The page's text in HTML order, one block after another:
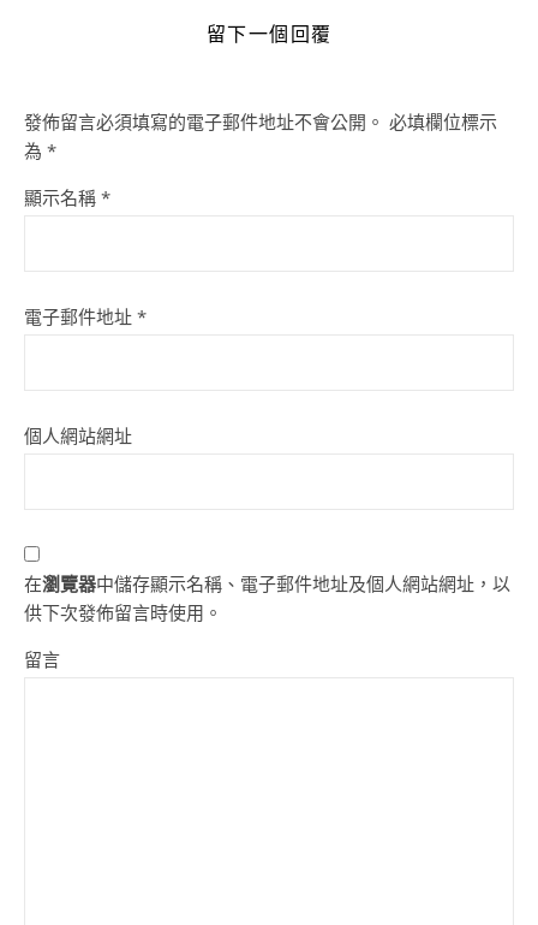
留下一個回覆
發佈留言必須填寫的電子郵件地址不會公開。 必填欄位標示
為 *
顯示名稱 *
電子郵件地址 *
個人網站網址
在瀏覽器中儲存顯示名稱、電子郵件地址及個人網站網址，以
供下次發佈留言時使用。
留言